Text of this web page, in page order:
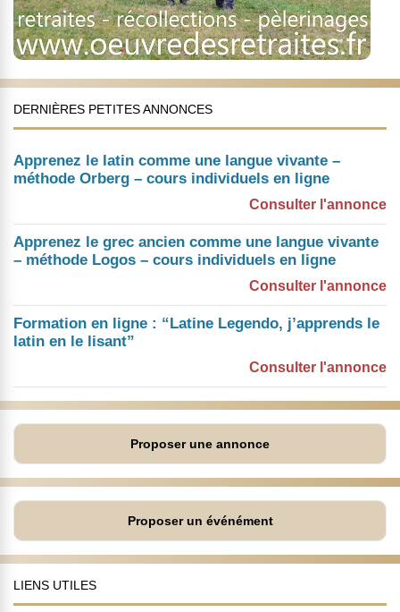
DERNIÈRES PETITES ANNONCES
Apprenez le latin comme une langue vivante –
méthode Orberg – cours individuels en ligne
Consulter l'annonce
Apprenez le grec ancien comme une langue vivante
– méthode Logos – cours individuels en ligne
Consulter l'annonce
Formation en ligne : “Latine Legendo, j’apprends le
latin en le lisant”
Consulter l'annonce
Proposer une annonce
Proposer un événément
LIENS UTILES